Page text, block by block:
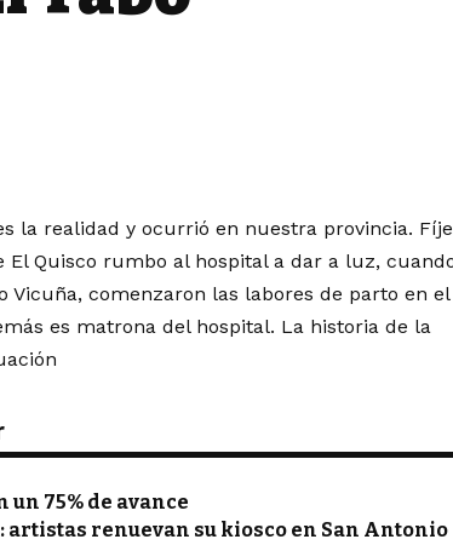
la realidad y ocurrió en nuestra provincia.
Quisco rumbo al hospital a dar a luz,
Vicuña, comenzaron las labores de parto en el
es matrona del hospital. La historia de la
un 75% de avance
artistas renuevan su kiosco en San Antonio